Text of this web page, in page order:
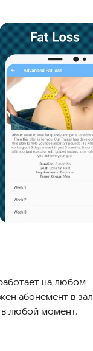
на любом
абонемент в зал
в любой момент.